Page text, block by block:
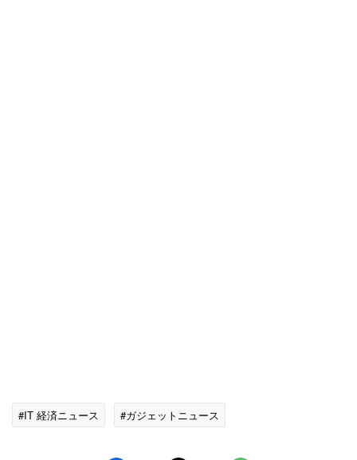
#IT 経済ニュース #ガジェットニュース